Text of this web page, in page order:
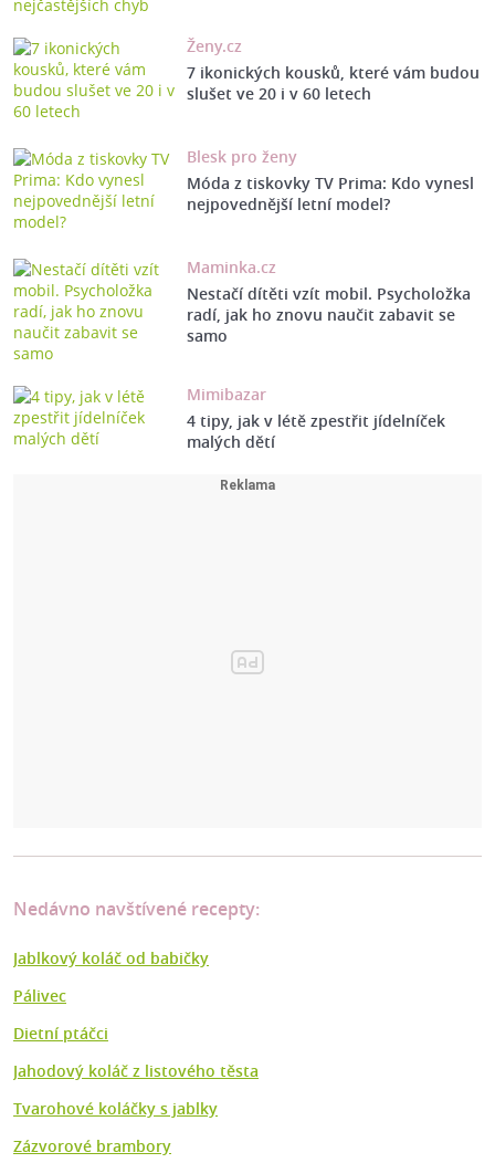
Ženy.cz
7 ikonických kousků, které vám budou
slušet ve 20 i v 60 letech
Blesk pro ženy
Móda z tiskovky TV Prima: Kdo vynesl
nejpovednější letní model?
Maminka.cz
Nestačí dítěti vzít mobil. Psycholožka
radí, jak ho znovu naučit zabavit se
samo
Mimibazar
4 tipy, jak v létě zpestřit jídelníček
malých dětí
Nedávno navštívené recepty:
Jablkový koláč od babičky
Pálivec
Dietní ptáčci
Jahodový koláč z listového těsta
Tvarohové koláčky s jablky
Zázvorové brambory